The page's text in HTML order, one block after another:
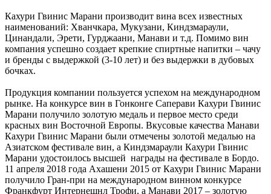
Кахури Гвинис Марани производит вина всех известных
наименований: Хванчкара, Мукузани, Киндзмараули,
Цинандали, Эрети, Гурджаани, Манави и т.д. Помимо вин
компания успешно создает крепкие спиртные напитки – чачу
и бренды с выдержкой (3-10 лет) и без выдержки в дубовых
бочках.
Продукция компании пользуется успехом на международном
рынке. На конкурсе вин в Гонконге Саперави Кахури Гвинис
Марани получило золотую медаль и первое место среди
красных вин Восточной Европы. Вкусовые качества Манави
Кахури Гвинис Марани были отмечены золотой медалью на
Азиатском фестивале вин, а Киндзмараули Кахури Гвинис
Марани удостоилось высшей награды на фестивале в Бордо.
11 апреля 2018 года Ахашени 2015 от Кахури Гвинис Марани
получило Гран-при на международном винном конкурсе
Франкфурт Интернешнл Трофи, а Манави 2017 – золотую